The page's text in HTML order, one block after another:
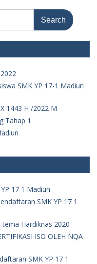
SMK YP 17-1 Madiun
1443 H /2022 M
Tahap 1
17 1 Madiun
SMK YP 17 1
Hardiknas 2020
ISO OLEH NQA
SMK YP 17 1